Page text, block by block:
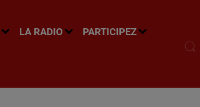
LA RADIO PARTICIPEZ